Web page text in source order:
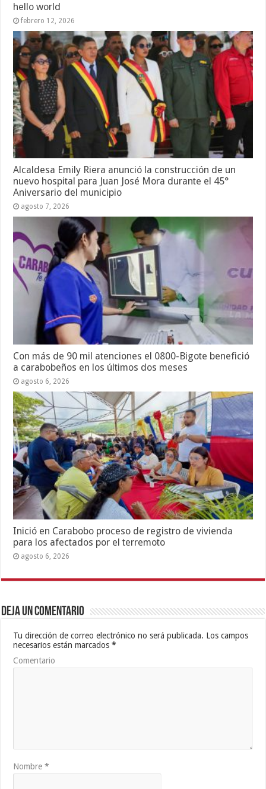
hello world
febrero 12, 2026
Alcaldesa Emily Riera anunció la construcción de un
nuevo hospital para Juan José Mora durante el 45°
Aniversario del municipio
agosto 7, 2026
Con más de 90 mil atenciones el 0800-Bigote benefició
a carabobeños en los últimos dos meses
agosto 6, 2026
Inició en Carabobo proceso de registro de vivienda
para los afectados por el terremoto
agosto 6, 2026
Deja un comentario
Tu dirección de correo electrónico no será publicada. Los campos
necesarios están marcados*
Comentario
Nombre*